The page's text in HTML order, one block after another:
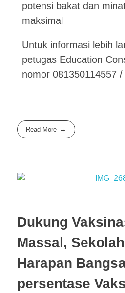
potensi bakat dan
maksimal
Untuk informasi lebih
petugas Education
nomor 081350114557
Read More
Dukung
Massal,
Harapan
persentase